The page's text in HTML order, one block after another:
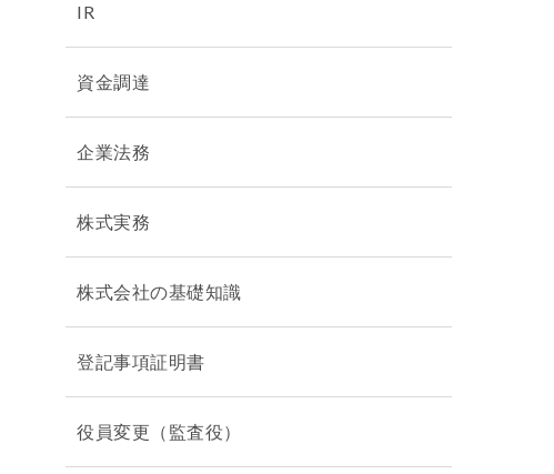
IR
資金調達
企業法務
株式実務
株式会社の基礎知識
登記事項証明書
役員変更（監査役）